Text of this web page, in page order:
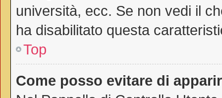
università, ecc. Se non vedi il
ha disabilitato questa
Top
Come posso evitare di